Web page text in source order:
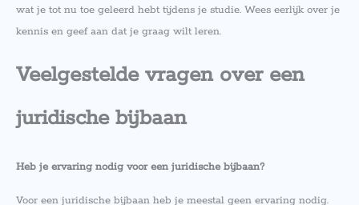
wat je tot nu toe geleerd hebt tijdens je studie. Wees eerlijk over je
kennis en geef aan dat je graag wilt leren.
Veelgestelde vragen over een
juridische bijbaan
Heb je ervaring nodig voor een juridische bijbaan?
Voor een juridische bijbaan heb je meestal geen ervaring nodig.